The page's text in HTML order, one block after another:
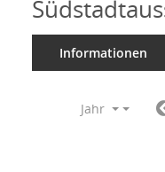
Informationen
Jahr